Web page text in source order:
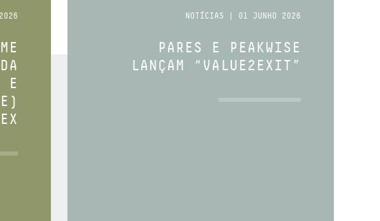
E
NOTÍCIAS | 01 JUNHO 2026
PARES E PEAKWISE
LANÇAM “VALUE2EXIT”